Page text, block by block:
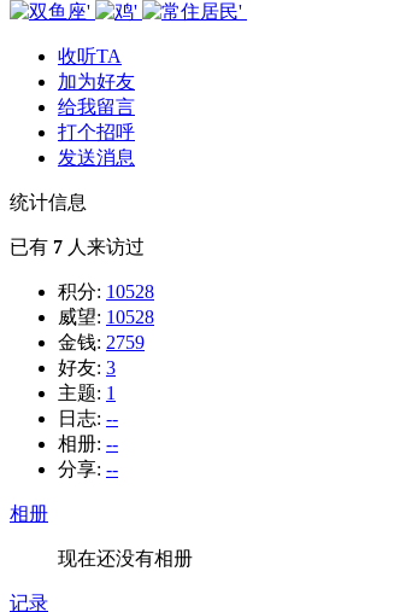
收听TA
加为好友
给我留言
打个招呼
发送消息
统计信息
已有 7 人来访过
积分: 10528
威望: 10528
金钱: 2759
好友: 3
主题: 1
日志: --
相册: --
分享: --
相册
现在还没有相册
记录